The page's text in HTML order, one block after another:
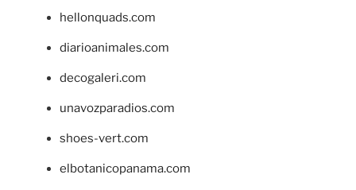
hellonquads.com
diarioanimales.com
decogaleri.com
unavozparadios.com
shoes-vert.com
elbotanicopanama.com